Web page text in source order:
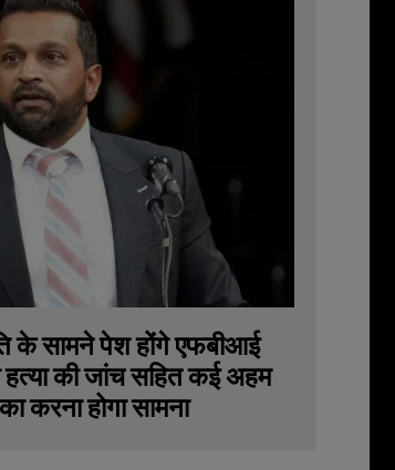
के सामने पेश होंगे एफबीआई
हत्या की जांच सहित कई अहम
करना होगा सामना